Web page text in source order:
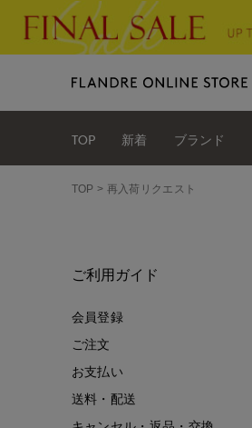
TOP 新着 ブランド
TOP 再入荷リクエスト
ご利用ガイド
会員登録
ご注文
お支払い
送料・配送